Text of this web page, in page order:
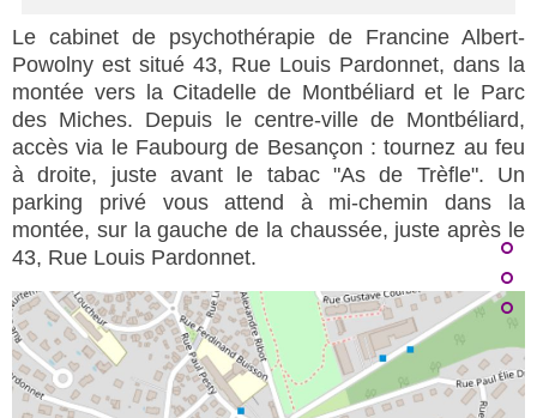
Le cabinet de psychothérapie de Francine Albert-
Powolny est situé 43, Rue Louis Pardonnet, dans la
montée vers la Citadelle de Montbéliard et le Parc
des Miches. Depuis le centre-ville de Montbéliard,
accès via le Faubourg de Besançon : tournez au feu
à droite, juste avant le tabac "As de Trèfle". Un
parking privé vous attend à mi-chemin dans la
montée, sur la gauche de la chaussée, juste après le
43, Rue Louis Pardonnet.